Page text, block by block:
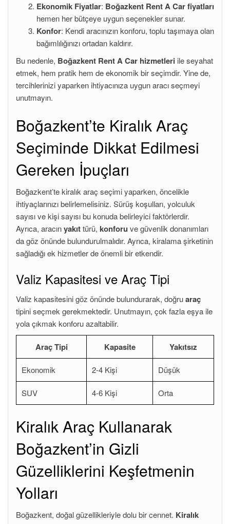
Ekonomik Fiyatlar: Boğazkent Rent A Car fiyatları
hemen her bütçeye uygun seçenekler sunar.
Konfor: Kendi aracınızın konforu, toplu taşımaya olan
bağımlılığınızı ortadan kaldırır.
Bu nedenle, Boğazkent Rent A Car hizmetleri ile seyahat
etmek, hem pratik hem de ekonomik bir seçimdir. Yine de,
tercihlerinizi yaparken ihtiyacınıza uygun aracı seçmeyi
unutmayın.
Boğazkent’te Kiralık Araç
Seçiminde Dikkat Edilmesi
Gereken İpuçları
Boğazkent’te kiralık araç seçimi yaparken, öncelikle
ihtiyaçlarınızı belirlemelisiniz. Sürüş koşulları, yolculuk
sayısı ve kişi sayısı bu konuda belirleyici faktörlerdir.
Ayrıca, aracınyakıttürü, konforu ve güvenlik donanımları
da göz önünde bulundurulmalıdır. Ayrıca, kiralama şirketinin
sağladığı ek hizmetler de önemli bir etkendir.
Valiz Kapasitesi ve Araç Tipi
Valiz kapasitesini göz önünde bulundurarak, doğruaraç
tipini seçmek gerekmektedir. Unutmayın, çok fazla eşya ile
yola çıkmak konforu azaltabilir.
Araç Tipi Kapasite Yakıtsız
Ekonomik 2-4 Kişi Düşük
SUV 4-6 Kişi Orta
Kiralık Araç Kullanarak
Boğazkent’in Gizli
Güzelliklerini Keşfetmenin
Yolları
Boğazkent, doğal güzellikleriyle dolu bir cennet. Kiralık